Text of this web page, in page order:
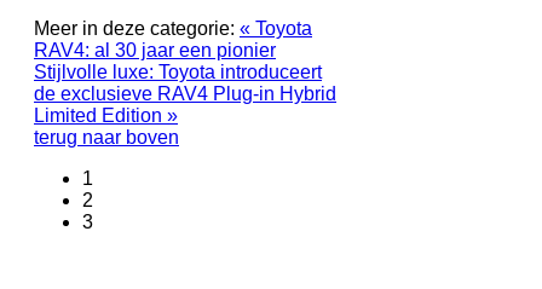
Meer in deze categorie: « Toyota
RAV4: al 30 jaar een pionier
Stijlvolle luxe: Toyota introduceert
de exclusieve RAV4 Plug-in Hybrid
Limited Edition »
terug naar boven
1
2
3